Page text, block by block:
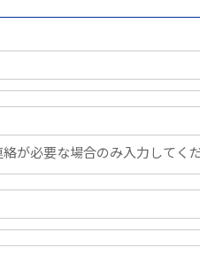
が必要な場合のみ入力してくだ